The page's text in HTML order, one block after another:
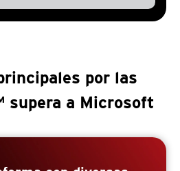
por las
supera a Microsoft